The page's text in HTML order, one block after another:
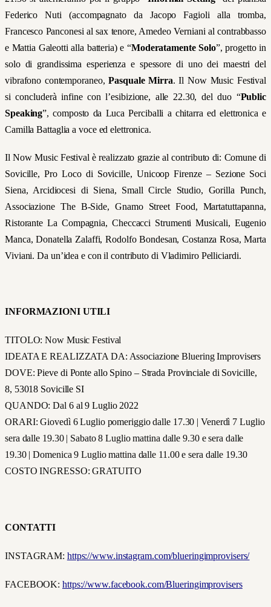
Federico Nuti (accompagnato da Jacopo Fagioli alla tromba,
Francesco Panconesi al sax tenore, Amedeo Verniani al contrabbasso
e Mattia Galeotti alla batteria) e “Moderatamente Solo”, progetto in
solo di grandissima esperienza e spessore di uno dei maestri del
vibrafono contemporaneo,Pasquale Mirra. Il Now Music Festival
si concluderà infine con l’esibizione, alle 22.30, del duo “Public
Speaking”, composto da Luca Perciballi a chitarra ed elettronica e
Camilla Battaglia a voce ed elettronica.
Il Now Music Festival è realizzato grazie al contributo di: Comune di
Sovicille, Pro Loco di Sovicille, Unicoop Firenze – Sezione Soci
Siena, Arcidiocesi di Siena, Small Circle Studio, Gorilla Punch,
Associazione The B-Side, Gnamo Street Food, Martatuttapanna,
Ristorante La Compagnia, Checcacci Strumenti Musicali, Eugenio
Manca, Donatella Zalaffi, Rodolfo Bondesan, Costanza Rosa, Marta
Viviani. Da un’idea e con il contributo di Vladimiro Pelliciardi.
INFORMAZIONI UTILI
TITOLO: Now Music Festival
IDEATA E REALIZZATA DA: Associazione Bluering Improvisers
DOVE:Pieve di Ponte allo Spino – Strada Provinciale di Sovicille,
8, 53018 Sovicille SI
QUANDO:Dal 6 al 9 Luglio 2022
ORARI: Giovedì 6 Luglio pomeriggio dalle 17.30 | Venerdì 7 Luglio
sera dalle 19.30 | Sabato 8 Luglio mattina dalle 9.30 e sera dalle
19.30 | Domenica 9 Luglio mattina dalle 11.00 e sera dalle 19.30
COSTO INGRESSO: GRATUITO
CONTATTI
INSTAGRAM: https://www.instagram.com/blueringimprovisers/
FACEBOOK: https://www.facebook.com/Blueringimprovisers